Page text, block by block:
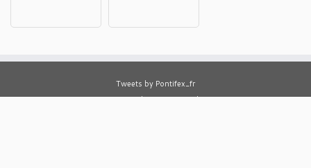
Tweets by Pontifex_fr
Tweets by AELF_officiel